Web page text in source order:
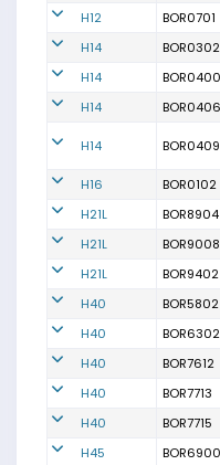
H12
BOR0701
H14
BOR0302
H14
BOR0400
H14
BOR0406
H14 BOR0409
H16 BOR0102
H21L
BOR8904
H21L
BOR9008
H21L
BOR9402
H40
BOR5802
H40
BOR6302
H40
BOR7612
H40
BOR7713
H40
BOR7715
H45
BOR6900